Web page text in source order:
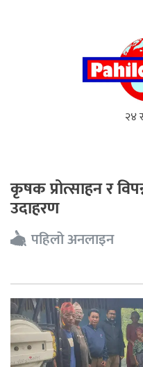
२४
कृषक प्रोत्साहन र
उदाहरण
पहिलो अनलाइन